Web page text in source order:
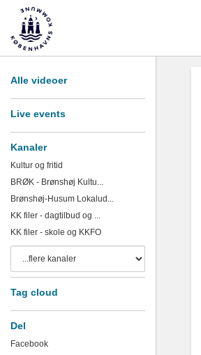
Alle videoer
Live events
Kanaler
Kultur og fritid
BRØK - Brønshøj Kultu...
Brønshøj-Husum Lokalud...
KK filer - dagtilbud og ...
KK filer - skole og KKFO
Tag cloud
Del
Facebook